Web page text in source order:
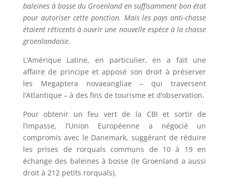
baleines à bosse du Groenland en suffisamment bon état
pour autoriser cette ponction. Mais les pays anti-chasse
étaient réticents à ouvrir une nouvelle espèce à la chasse
groenlandaise.
L’Amérique Latine, en particulier, en a fait une
affaire de principe et apposé son droit à préserver
les Megaptera novaeangliae – qui traversent
l’Atlantique – à des fins de tourisme et d’observation.
Pour obtenir un feu vert de la CBI et sortir de
l’impasse, l’Union Européenne a négocié un
compromis avec le Danemark, suggérant de réduire
les prises de rorquals communs de 10 à 19 en
échange des baleines à bosse (le Groenland a aussi
droit à 212 petits rorquals).